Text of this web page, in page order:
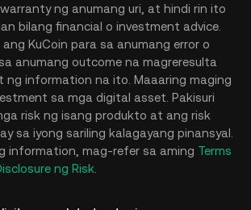
ng anumang uri, at hindi rin ito
bilang financial o investment advice.
KuCoin para sa anumang error o
anumang outcome na magreresulta
ng information na ito. Maaaring maging
sa mga digital asset. Pakisuri
risk ng isang produkto at ang risk
sa iyong sariling kalagayang pinansyal.
information, mag-refer sa aming Terms
ng Risk